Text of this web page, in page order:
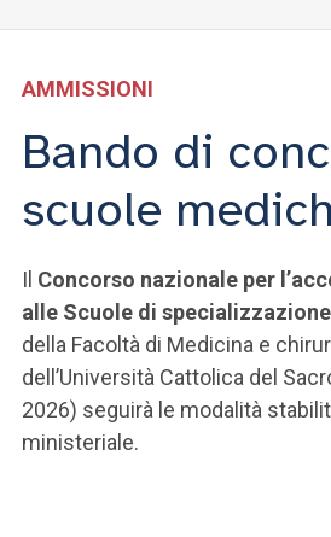
AMMISSIONI
Bando di
scuole
Il Concorso nazionale per
alle Scuole di
della Facoltà di Medicina e
dell’Università Cattolica del
2026) seguirà le modalità
ministeriale.